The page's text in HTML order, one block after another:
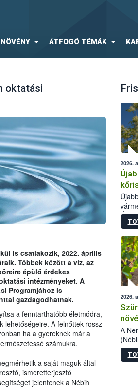
NÖVÉNY ÁTFOGÓ TÉMÁK
oktatási
is csatlakozik, 2022. április
Többek között a víz, az
épülő érdekes
intézményeket. A
Programjához is
gazdagodhatnak.
a fenntarthatóbb életmódra,
lehetőségeire. A felnőttek rossz
ha a gyereknek már a
számukra.
a saját maguk által
ismeretterjesztő
jelentenek a Nébih
2026.
2026.
A